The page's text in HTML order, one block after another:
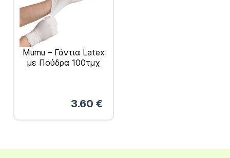
Mumu – Γάντια Latex
με Πούδρα 100τμχ
3.60 €